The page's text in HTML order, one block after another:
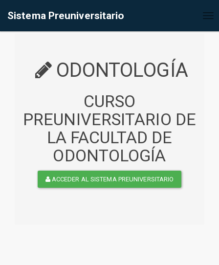
Sistema Preuniversitario
ODONTOLOGÍA
CURSO
PREUNIVERSITARIO DE
LA FACULTAD DE
ODONTOLOGÍA
ACCEDER AL SISTEMA PREUNIVERSITARIO